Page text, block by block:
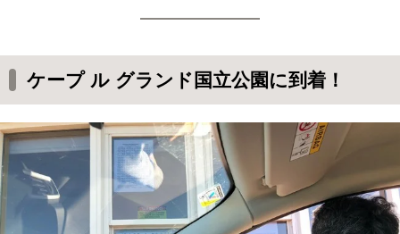
ケープ ル グランド国立公園に到着！